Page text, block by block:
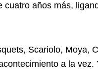
años más,
Scariolo, Moya,
a la vez.